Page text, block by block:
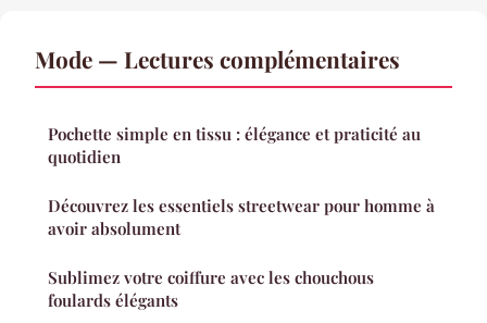
Mode — Lectures complémentaires
Pochette simple en tissu : élégance et praticité au
quotidien
Découvrez les essentiels streetwear pour homme à
avoir absolument
Sublimez votre coiffure avec les chouchous
foulards élégants